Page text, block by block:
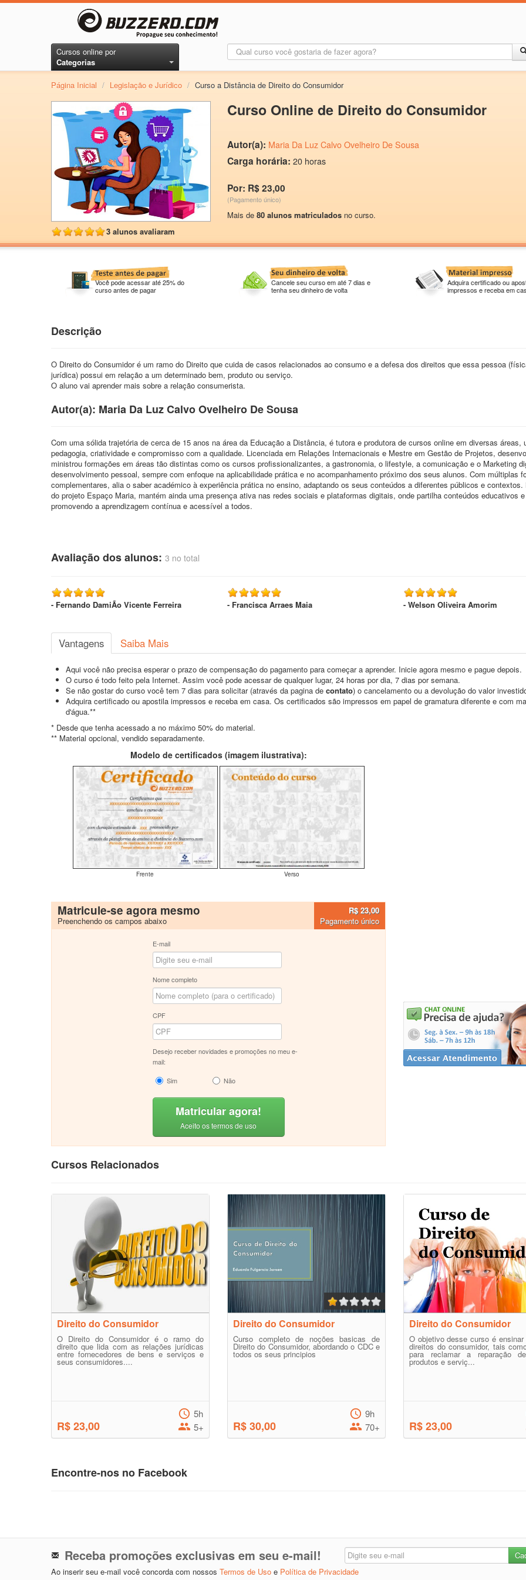
Cursos online por
Categorias
Página Inicial / Legislação e Jurídico / Curso a Distância de Direito do Consumidor
3 alunos avaliaram
Curso Online de Direito do Consumidor
Autor(a): Maria Da Luz Calvo Ovelheiro De Sousa
Carga horária: 20 horas
Por: R$ 23,00
(Pagamento único)
Mais de 80 alunos matriculados no curso.
Você pode acessar até 25% do
curso antes de pagar
Cancele seu curso em até 7 dias e
tenha seu dinheiro de volta
Adquira certificado ou
impressos e receba em
Descrição
O Direito do Consumidor é um ramo do Direito que cuida de casos relacionados ao consumo e a defesa dos direitos que essa pessoa
jurídica) possui em relação a um determinado bem, produto ou serviço.
O aluno vai aprender mais sobre a relação consumerista.
Autor(a): Maria Da Luz Calvo Ovelheiro De Sousa
Com uma sólida trajetória de cerca de 15 anos na área da Educação a Distância, é tutora e produtora de cursos online em diversas áreas,
pedagogia, criatividade e compromisso com a qualidade. Licenciada em Relações Internacionais e Mestre em Gestão de Projetos,
ministrou formações em áreas tão distintas como os cursos profissionalizantes, a gastronomia, o lifestyle, a comunicação e o Marketing
desenvolvimento pessoal, sempre com enfoque na aplicabilidade prática e no acompanhamento próximo dos seus alunos. Com múltiplas
complementares, alia o saber académico à experiência prática no ensino, adaptando os seus conteúdos a diferentes públicos e contextos.
do projeto Espaço Maria, mantém ainda uma presença ativa nas redes sociais e plataformas digitais, onde partilha conteúdos educativos
promovendo a aprendizagem contínua e acessível a todos.
Avaliação dos alunos: 3 no total
- Fernando DamiÃo Vicente Ferreira - Francisca Arraes Maia - Welson Oliveira Amorim
Vantagens Saiba Mais
Aqui você não precisa esperar o prazo de compensação do pagamento para começar a aprender. Inicie agora mesmo e pague depois.
O curso é todo feito pela Internet. Assim você pode acessar de qualquer lugar, 24 horas por dia, 7 dias por semana.
Se não gostar do curso você tem 7 dias para solicitar (através da pagina de contato) o cancelamento ou a devolução do valor
Adquira certificado ou apostila impressos e receba em casa. Os certificados são impressos em papel de gramatura diferente e com
d'água.**
* Desde que tenha acessado a no máximo 50% do material.
** Material opcional, vendido separadamente.
Modelo de certificados (imagem ilustrativa):
Frente Verso
Matricule-se agora mesmo
Preenchendo os campos abaixo
R$ 23,00
Pagamento único
E-mail
Nome completo
CPF
Desejo receber novidades e promoções no meu e-
mail:
Sim
Não
Matricular agora!
Aceito os termos de uso
Cursos Relacionados
Direito do Consumidor
O Direito do Consumidor é o ramo do
direito que lida com as relações jurídicas
entre fornecedores de bens e serviços e
seus consumidores....
R$ 23,00
5h
5+
Direito do Consumidor
Curso completo de noções basicas de
Direito do Consumidor, abordando o CDC e
todos os seus principios
R$ 30,00
9h
70+
Direito do Consumidor
O objetivo desse curso é ensinar
direitos do consumidor, tais
para reclamar a reparação
produtos e serviç...
R$ 23,00
Encontre-nos no Facebook
Receba promoções exclusivas em seu e-mail!
Ao inserir seu e-mail você concorda com nossos Termos de Uso e Política de Privacidade